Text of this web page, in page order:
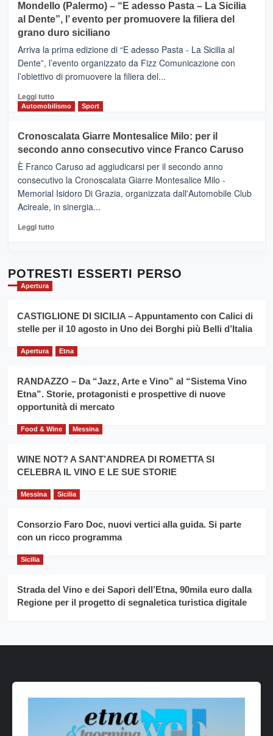
e
messaggi
di
CASTIGLIONE
DI
SICILIA
(Ct)
–
Il
Borgo
Gusto,
il
tra
sapori
vicoli
medievali
Mondello (Palermo) – “E adesso Pasta – La Sicilia
al Dente”, l’ evento per promuovere la filiera del
grano duro siciliano
Arriva la prima edizione di “E adesso Pasta - La Sicilia al
Dente”, l’evento organizzato da Fizz Comunicazione con
l’obiettivo di promuovere la filiera del...
Leggi tuttoLeggi
di
Mondello
(Palermo)
–
“E
adesso
Pasta
–
Sicilia
l’
evento
la
filiera
grano
Automobilismo Sport
Cronoscalata Giarre Montesalice Milo: per il
secondo anno consecutivo vince Franco Caruso
È Franco Caruso ad aggiudicarsi per il secondo anno
consecutivo la Cronoscalata Giarre Montesalice Milo -
Memorial Isidoro Di Grazia, organizzata dall'Automobile Club
Acireale, in sinergia...
Leggi tuttoLeggi
Cronoscalata
per
il
anno
Franco
Caruso
POTRESTI ESSERTI PERSO
Apertura
CASTIGLIONE DI SICILIA – Appuntamento con Calici di
stelle per il 10 agosto in Uno dei Borghi più Belli d’Italia
Apertura Etna
RANDAZZO – Da “Jazz, Arte e Vino” al “Sistema Vino
Etna”. Storie, protagonisti e prospettive di nuove
opportunità di mercato
Food & Wine Messina
WINE NOT? A SANT’ANDREA DI ROMETTA SI
CELEBRA IL VINO E LE SUE STORIE
Messina Sicilia
Consorzio Faro Doc, nuovi vertici alla guida. Si parte
con un ricco programma
Sicilia
Strada del Vino e dei Sapori dell’Etna, 90mila euro dalla
Regione per il progetto di segnaletica turistica digitale